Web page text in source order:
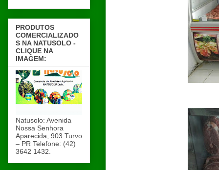
PRODUTOS
COMERCIALIZADO
S NA NATUSOLO -
CLIQUE NA
IMAGEM:
Natusolo: Avenida
Nossa Senhora
Aparecida, 903 Turvo
– PR Telefone: (42)
3642 1432.